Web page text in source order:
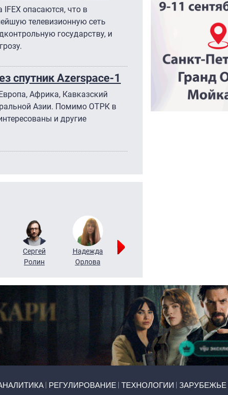
опасаются, что в
телевизионную сеть
государству, и
спутник Azerspace-1
Африка, Кавказский
Азии. Помимо ОТРК в
и другие
Сергей
Ролин
Надежда
Орлова
РЕГУЛИРОВАНИЕ ТЕХНОЛОГИИ ЗАРУБЕЖЬЕ